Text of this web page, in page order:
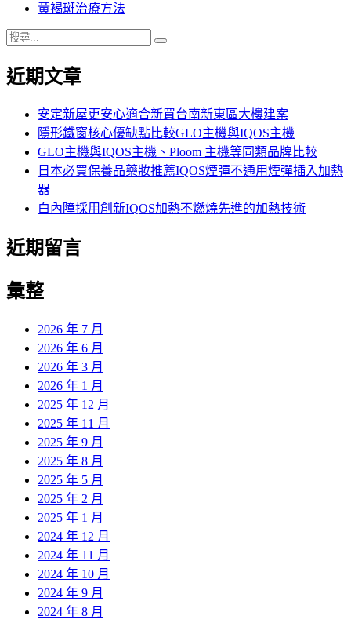
黃褐斑治療方法
搜
關
近期文章
安定新屋更安心適合新買台南新東區大樓建案
隱形鐵窗核心優缺點比較GLO主機與IQOS主機
GLO主機與IQOS主機、Ploom 主機等同類品牌比較
日本必買保養品藥妝推薦IQOS煙彈不通用煙彈插入加熱
器
白內障採用創新IQOS加熱不燃燒先進的加熱技術
近期留言
彙整
2026 年 7 月
2026 年 6 月
2026 年 3 月
2026 年 1 月
2025 年 12 月
2025 年 11 月
2025 年 9 月
2025 年 8 月
2025 年 5 月
2025 年 2 月
2025 年 1 月
2024 年 12 月
2024 年 11 月
2024 年 10 月
2024 年 9 月
2024 年 8 月